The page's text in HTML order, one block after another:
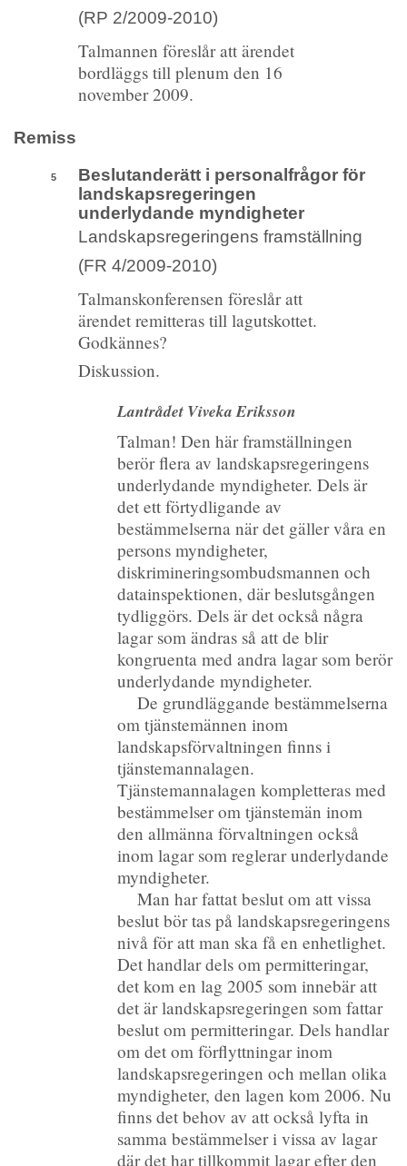
(RP 2/2009-2010)
Talmannen föreslår att ärendet
bordläggs till plenum den 16
november 2009.
Remiss
5 Beslutanderätti personalfrågor för
landskapsregeringen
underlydande myndigheter
Landskapsregeringens framställning
(FR 4/2009-2010)
Talmanskonferensen föreslår att
ärendet remitteras till lagutskottet.
Godkännes?
Diskussion.
Lantrådet Viveka Eriksson
Talman! Den här framställningen
berör flera av landskapsregeringens
underlydande myndigheter. Dels är
det ett förtydligande av
bestämmelserna när det gäller våra en
persons myndigheter,
diskrimineringsombudsmannen och
datainspektionen, där beslutsgången
tydliggörs. Dels är det också några
lagar som ändras så att de blir
kongruenta med andra lagar som berör
underlydande myndigheter.
De grundläggande bestämmelserna
om tjänstemännen inom
landskapsförvaltningen finns i
tjänstemannalagen.
Tjänstemannalagen kompletteras med
bestämmelser om tjänstemän inom
den allmänna förvaltningen också
inom lagar som reglerar underlydande
myndigheter.
Man har fattat beslut om att vissa
beslut bör tas på landskapsregeringens
nivå för att man ska få en enhetlighet.
Det handlar dels om permitteringar,
det kom en lag 2005 som innebär att
det är landskapsregeringen som fattar
beslut om permitteringar. Dels handlar
om det om förflyttningar inom
landskapsregeringen och mellan olika
myndigheter, den lagen kom 2006. Nu
finns det behov av att också lyfta in
samma bestämmelser i vissa av lagar
där det har tillkommit lagar efter den